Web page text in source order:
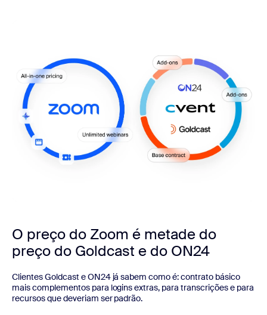
O preço do Zoom é metade do
preço do Goldcast e do ON24
Clientes Goldcast e ON24 já sabem como é: contrato básico
mais complementos para logins extras, para transcrições e para
recursos que deveriam ser padrão.